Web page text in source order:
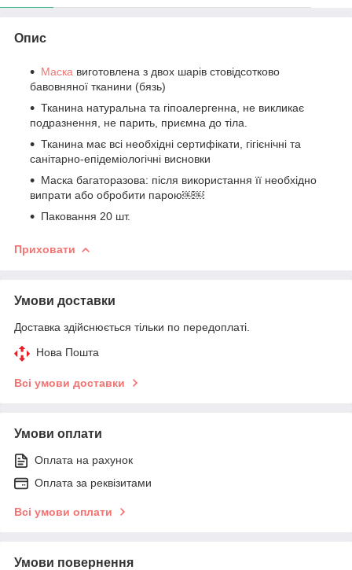
Опис
Маска виготовлена з двох шарів стовідсотково
бавовняної тканини (бязь)
Тканина натуральна та гіпоалергенна, не викликає
подразнення, не парить, приємна до тіла.
Тканина має всі необхідні сертифікати, гігієнічні та
санітарно-епідеміологічні висновки
Маска багаторазова: після використання її необхідно
випрати або обробити парою￼￼
Паковання 20 шт.
Приховати
Умови доставки
Доставка здійснюється тільки по передоплаті.
Нова Пошта
Всі умови доставки
Умови оплати
Оплата на рахунок
Оплата за реквізитами
Всі умови оплати
Умови повернення